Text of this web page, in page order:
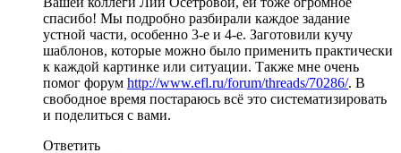
спасибо! Мы подробно разбирали каждое задание
устной части, особенно 3-е и 4-е. Заготовили кучу
шаблонов, которые можно было применить практически
к каждой картинке или ситуации. Также мне очень
помог форум http://www.efl.ru/forum/threads/70286/. В
свободное время постараюсь всё это систематизировать
и поделиться с вами.
Ответить